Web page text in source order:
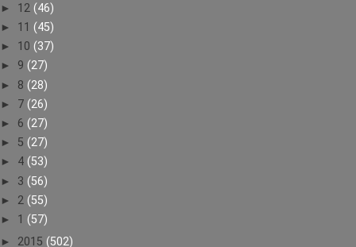
► 12 (46)
► 11 (45)
► 10 (37)
► 9 (27)
► 8 (28)
► 7 (26)
► 6 (27)
► 5 (27)
► 4 (53)
► 3 (56)
► 2 (55)
► 1 (57)
► 2015 (502)